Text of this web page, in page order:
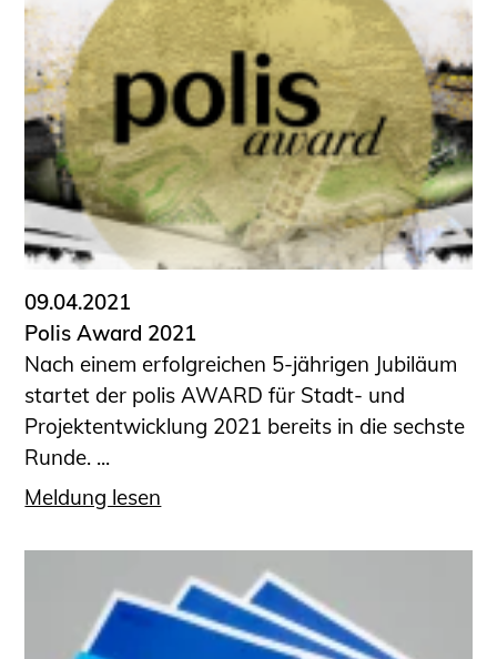
09.04.2021
Polis Award 2021
Nach einem erfolgreichen 5-jährigen Jubiläum
startet der polis AWARD für Stadt- und
Projektentwicklung 2021 bereits in die sechste
Runde. ...
Meldung lesen